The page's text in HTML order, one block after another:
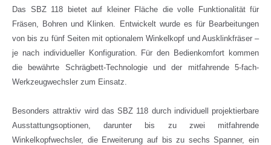
Das SBZ 118 bietet auf kleiner Fläche die volle Funktionalität für
Fräsen, Bohren und Klinken. Entwickelt wurde es für Bearbeitungen
von bis zu fünf Seiten mit optionalem Winkelkopf und Ausklinkfräser –
je nach individueller Konfiguration. Für den Bedienkomfort kommen
die bewährte Schrägbett-Technologie und der mitfahrende 5-fach-
Werkzeugwechsler zum Einsatz.
Besonders attraktiv wird das SBZ 118 durch individuell projektierbare
Ausstattungsoptionen, darunter bis zu zwei mitfahrende
Winkelkopfwechsler, die Erweiterung auf bis zu sechs Spanner, ein